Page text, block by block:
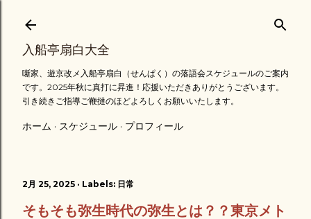
スキップしてメイン コンテンツに移動
入船亭扇白大全
噺家、遊京改メ入船亭扇白（せんぱく）の落語会スケジュールのご案内
です。2025年秋に真打に昇進！応援いただきありがとうございます。
引き続きご指導ご鞭撻のほどよろしくお願いいたします。
ホーム スケジュール プロフィール
2月 25, 2025 Labels: 日常
そもそも弥生時代の弥生とは？？東京メト